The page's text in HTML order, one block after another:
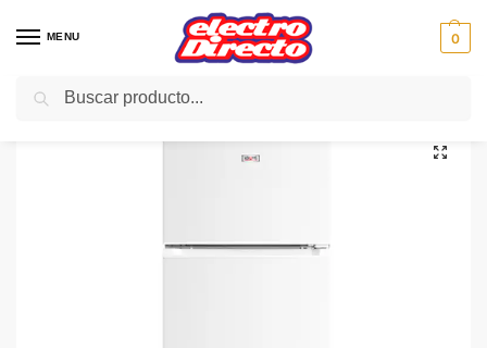
MENU 0
Inicio Gama blanca Frigorificos